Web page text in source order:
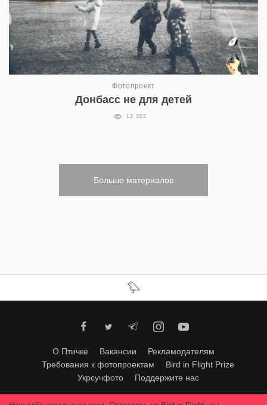
Фотопроект
Донбасс не для детей
12 302
Больше материалов
О Птичке Вакансии
Рекламодателям
Требования к фотопроектам
Bird in Flight Prize
Укрсучфото
Поддержите нас
Любое использование материалов допускается только с согласия